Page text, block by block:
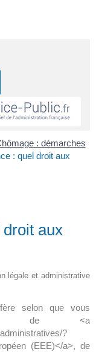
: démarches
: quel droit aux
aux
légale et administrative
selon que vous
de <a
?
(EEE)</a>, de